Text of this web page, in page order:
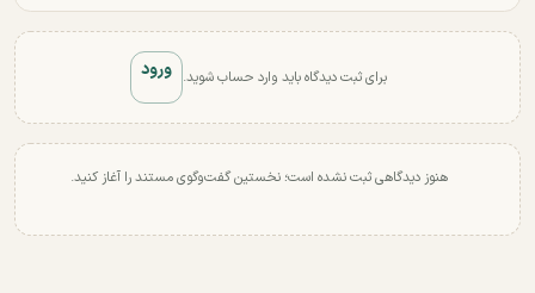
برای ثبت دیدگاه باید وارد حساب شوید. ورود
هنوز دیدگاهی ثبت نشده است؛ نخستین گفت‌وگوی مستند را آغاز کنید.